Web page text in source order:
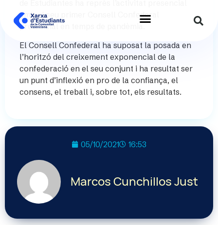
amb el seu primer Consell Confederal
presencial en temps de pandèmia.
El Consell Confederal ha suposat la posada en
l’horitzó del creixement exponencial de la
confederació en el seu conjunt i ha resultat ser
un punt d’inflexió en pro de la confiança, el
consens, el treball i, sobre tot, els resultats.
05/10/2021 16:53
Marcos Cunchillos Just